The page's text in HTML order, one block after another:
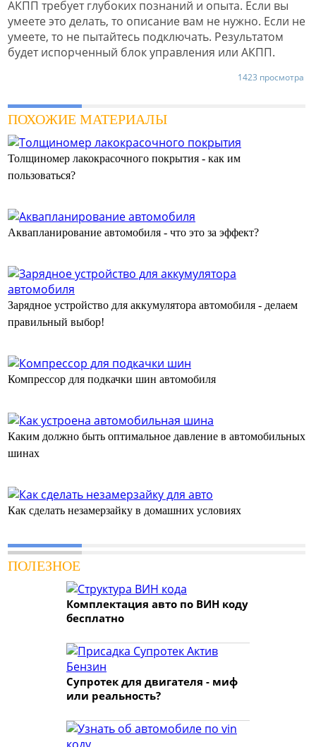
АКПП требует глубоких познаний и опыта. Если вы
умеете это делать, то описание вам не нужно. Если не
умеете, то не пытайтесь подключать. Результатом
будет испорченный блок управления или АКПП.
1423 просмотра
ПОХОЖИЕ МАТЕРИАЛЫ
Толщиномер лакокрасочного покрытия - как им
пользоваться?
Аквапланирование автомобиля - что это за эффект?
Зарядное устройство для аккумулятора автомобиля - делаем
правильный выбор!
Компрессор для подкачки шин автомобиля
Каким должно быть оптимальное давление в автомобильных
шинах
Как сделать незамерзайку в домашних условиях
ПОЛЕЗНОЕ
Комплектация авто по ВИН коду
бесплатно
Супротек для двигателя - миф
или реальность?